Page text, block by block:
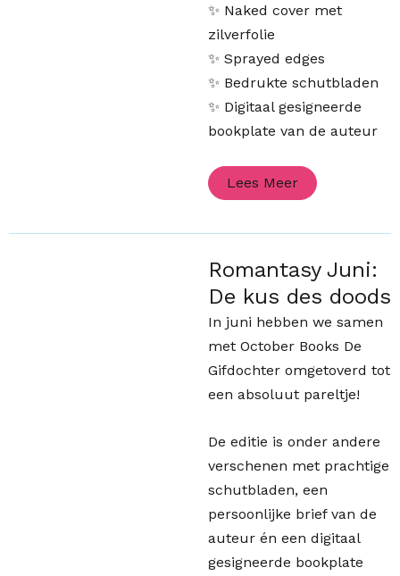
✨ Naked cover met
zilverfolie
✨ Sprayed edges
✨ Bedrukte schutbladen
✨ Digitaal gesigneerde
bookplate van de auteur
Lees Meer
Romantasy Juni:
De kus des doods
In juni hebben we samen
met October Books De
Gifdochter omgetoverd tot
een absoluut pareltje!
De editie is onder andere
verschenen met prachtige
schutbladen, een
persoonlijke brief van de
auteur én een digitaal
gesigneerde bookplate